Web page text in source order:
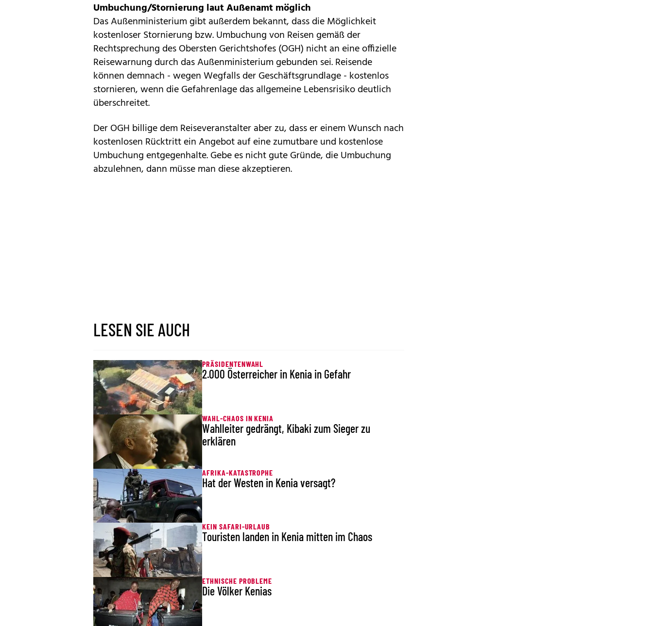
Umbuchung/Stornierung laut Außenamt möglich
Das Außenministerium gibt außerdem bekannt, dass die Möglichkeit
kostenloser Stornierung bzw. Umbuchung von Reisen gemäß der
Rechtsprechung des Obersten Gerichtshofes (OGH) nicht an eine offizielle
Reisewarnung durch das Außenministerium gebunden sei. Reisende
können demnach - wegen Wegfalls der Geschäftsgrundlage - kostenlos
stornieren, wenn die Gefahrenlage das allgemeine Lebensrisiko deutlich
überschreitet.
Der OGH billige dem Reiseveranstalter aber zu, dass er einem Wunsch nach
kostenlosen Rücktritt ein Angebot auf eine zumutbare und kostenlose
Umbuchung entgegenhalte. Gebe es nicht gute Gründe, die Umbuchung
abzulehnen, dann müsse man diese akzeptieren.
LESEN SIE AUCH
PRÄSIDENTENWAHL
2.000 Österreicher in Kenia in Gefahr
WAHL-CHAOS IN KENIA
Wahlleiter gedrängt, Kibaki zum Sieger zu
erklären
AFRIKA-KATASTROPHE
Hat der Westen in Kenia versagt?
KEIN SAFARI-URLAUB
Touristen landen in Kenia mitten im Chaos
ETHNISCHE PROBLEME
Die Völker Kenias